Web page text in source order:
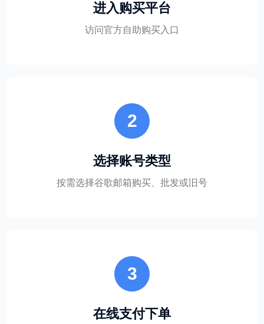
进入购买平台
访问官方自助购买入口
2
选择账号类型
按需选择谷歌邮箱购买、批发或旧号
3
在线支付下单